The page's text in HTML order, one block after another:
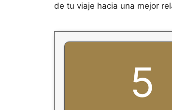
de tu viaje hacia una mejor
5